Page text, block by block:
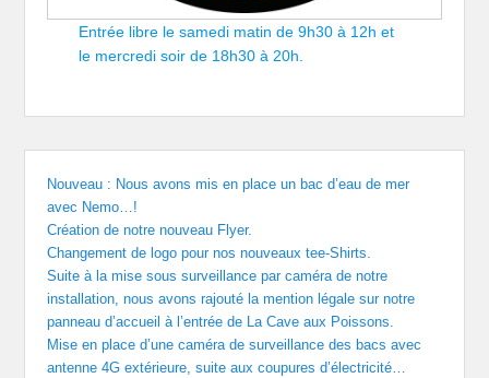
Entrée libre le samedi matin de 9h30 à 12h et
le mercredi soir de 18h30 à 20h.
Nouveau : Nous avons mis en place un bac d’eau de mer
avec Nemo…!
Création de notre nouveau Flyer.
Changement de logo pour nos nouveaux tee-Shirts.
Suite à la mise sous surveillance par caméra de notre
installation, nous avons rajouté la mention légale sur notre
panneau d’accueil à l’entrée de La Cave aux Poissons.
Mise en place d’une caméra de surveillance des bacs avec
antenne 4G extérieure, suite aux coupures d’électricité…